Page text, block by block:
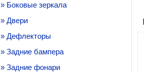
» Боковые зеркала
» Двери
» Дефлекторы
» Задние бампера
» Задние фонари